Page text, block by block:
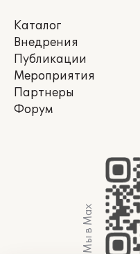
Каталог
Внедрения
Публикации
Мероприятия
Партнеры
Форум
Мы в Max